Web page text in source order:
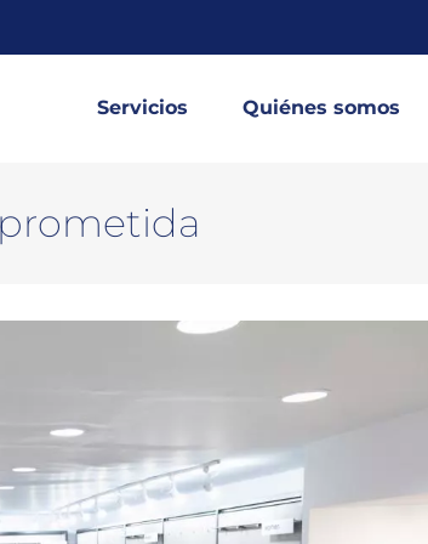
Servicios Quiénes somos